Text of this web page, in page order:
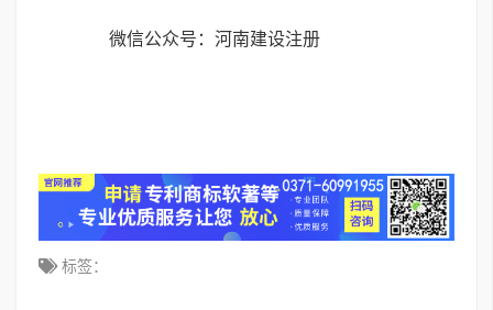
微信公众号：河南建设注册
标签：